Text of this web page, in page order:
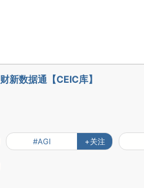
财新数据通【CEIC库】
#AGI +关注